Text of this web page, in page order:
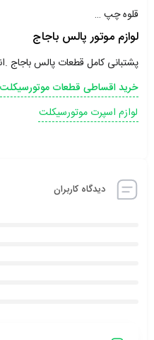
قلوه چپ …
لوازم موتور پالس باجاج
پشتبانی کامل قطعات پالس باجاج .انواع پالس
خرید اقساطی قطعات موتورسیکلت
لوازم اسپرت موتورسیکلت
دیدگاه کاربران